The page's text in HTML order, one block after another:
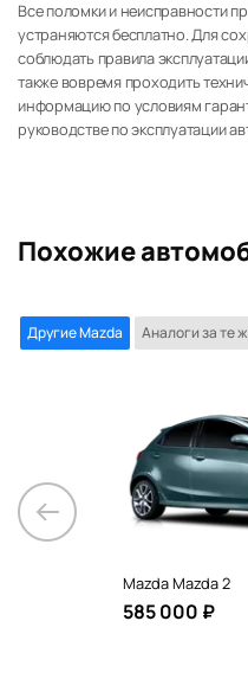
Все поломки и неисправности
устраняются бесплатно. Для
соблюдать правила
также вовремя проходить
информацию по условиям
руководстве по эксплуатации
Похожие
Другие Mazda Аналоги за те
Mazda Mazda 2
585 000 ₽